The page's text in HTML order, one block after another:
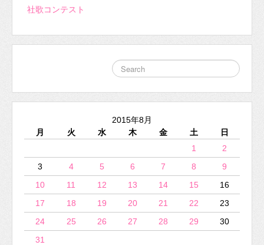
社歌コンテスト
2015年8月
月
火 水 木 金 土
日
1
2
3
4 5 6 7 8
9
10
11 12 13 14 15
16
17
18 19 20 21 22
23
24
25 26 27 28 29
30
31